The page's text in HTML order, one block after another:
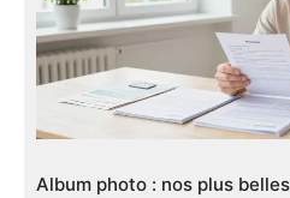
Album photo : nos plus